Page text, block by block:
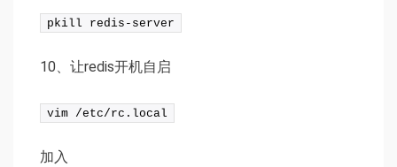
pkill redis-server
10、让redis开机自启
vim /etc/rc.local
加入